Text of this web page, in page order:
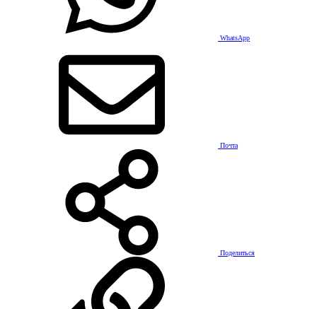
WhatsApp
Почта
Поделиться